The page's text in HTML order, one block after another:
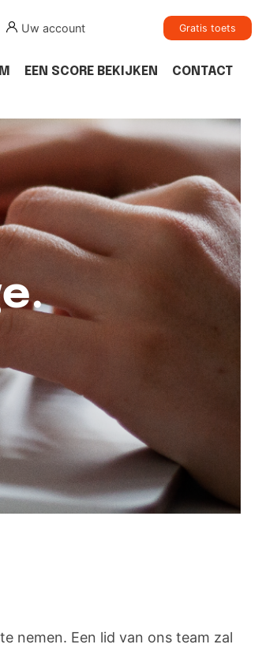
Uw account Gratis toets
EEN SCORE BEKIJKEN CONTACT
nemen. Een lid van ons team zal